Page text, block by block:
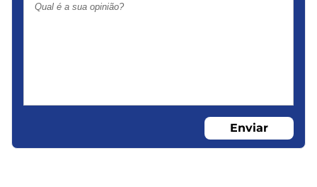
Enviar